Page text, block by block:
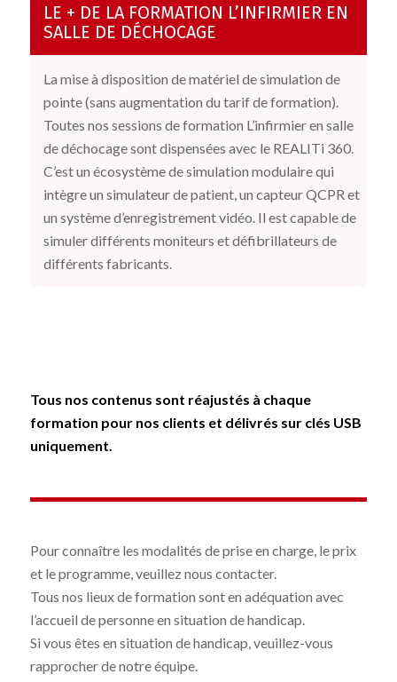
LE + DE LA FORMATION L’INFIRMIER EN
SALLE DE DÉCHOCAGE
La mise à disposition de matériel de simulation de
pointe (sans augmentation du tarif de formation).
Toutes nos sessions de formation L’infirmier en salle
de déchocage sont dispensées avec le REALITi 360.
C’est un écosystème de simulation modulaire qui
intègre un simulateur de patient, un capteur QCPR et
un système d’enregistrement vidéo. Il est capable de
simuler différents moniteurs et défibrillateurs de
différents fabricants.
Tous nos contenus sont réajustés à chaque
formation pour nos clients et délivrés sur clés USB
uniquement.
Pour connaître les modalités de prise en charge, le prix
et le programme, veuillez nous contacter.
Tous nos lieux de formation sont en adéquation avec
l’accueil de personne en situation de handicap.
Si vous êtes en situation de handicap, veuillez-vous
rapprocher de notre équipe.